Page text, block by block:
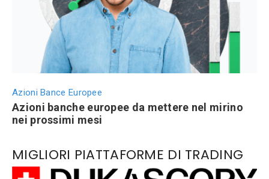
Azioni Bance Europee
Azioni banche europee da mettere nel mirino
nei prossimi mesi
MIGLIORI PIATTAFORME DI TRADING